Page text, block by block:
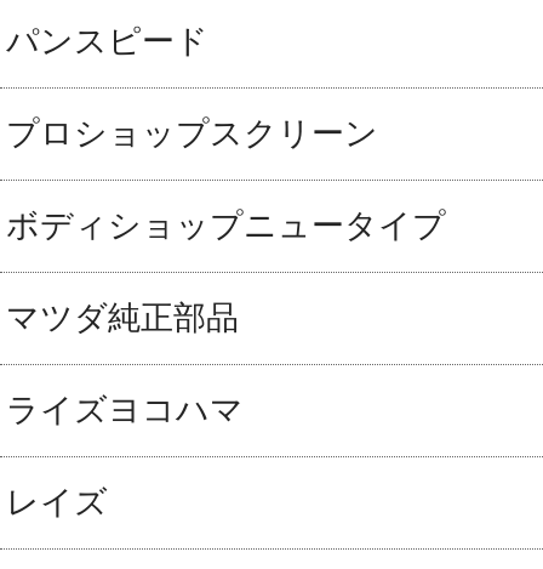
パンスピード
プロショップスクリーン
ボディショップニュータイプ
マツダ純正部品
ライズヨコハマ
レイズ